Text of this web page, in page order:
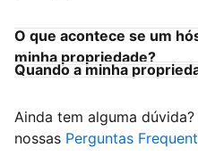
O que acontece se um
minha propriedade?
Quando a minha
Ainda tem alguma
nossas Perguntas